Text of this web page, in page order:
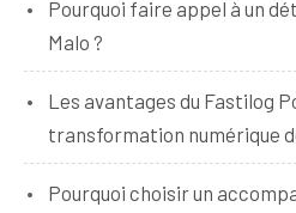
Pourquoi faire appel à un
Malo ?
Les avantages du Fastilog
transformation numérique
Pourquoi choisir un